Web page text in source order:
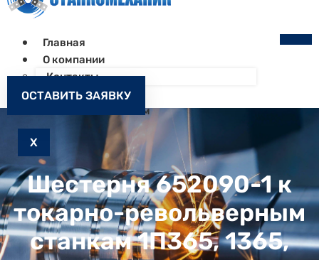
Главная
О компании
Контакты
Как заказать
Запчасти к станкам
X
ОСТАВИТЬ ЗАЯВКУ
Шестерня 652090-1 к
токарно-револьверным
станкам 1П365, 1365,